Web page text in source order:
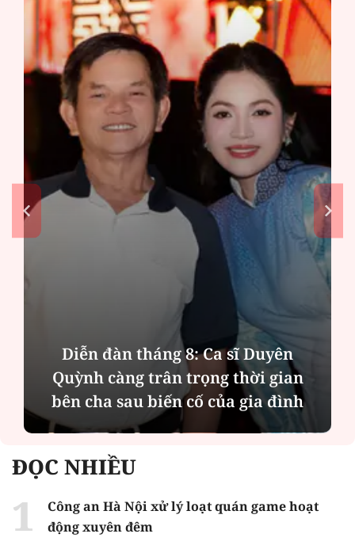
sĩ Duyên
thời gian
gia đình
Phân tích tính 2 mặt của
MBBank "rót" hơn 8.800
Phát Đạt
ĐỌC NHIỀU
Công an Hà Nội xử lý loạt quán game hoạt
động xuyên đêm